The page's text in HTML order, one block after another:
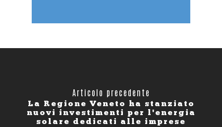
Articolo precedente
La Regione Veneto ha stanziato
nuovi investimenti per l'energia
solare dedicati alle imprese